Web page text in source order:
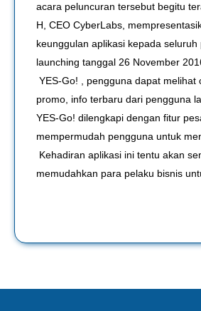
acara peluncuran tersebut begitu
H, CEO CyberLabs,
keunggulan aplikasi kepada
launching tanggal 26 November
YES-Go! , pengguna dapat melihat
promo, info terbaru dari pengguna
YES-Go! dilengkapi dengan fitur
mempermudah pengguna untuk
Kehadiran aplikasi ini tentu akan
memudahkan para pelaku bisnis